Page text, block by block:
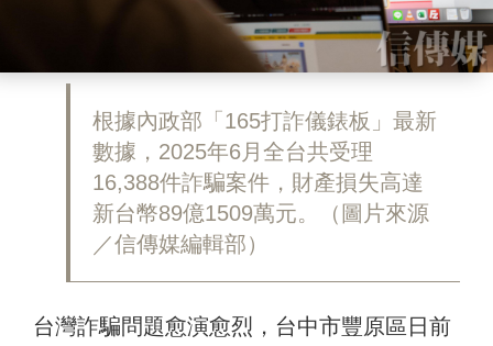
根據內政部「165打詐儀錶板」最新
數據，2025年6月全台共受理
16,388件詐騙案件，財產損失高達
新台幣89億1509萬元。（圖片來源
／信傳媒編輯部）
台灣詐騙問題愈演愈烈，台中市豐原區日前